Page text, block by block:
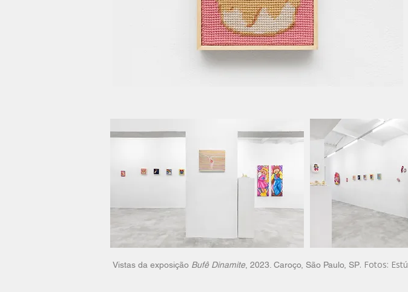
Vistas da exposição Bufê Dinamite, 2023. Caroço, São Paulo, SP. Fotos: